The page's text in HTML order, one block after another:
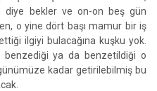
diye bekler ve on-on beş gün
o yine dört başı mamur bir iş
ilgiyi bulacağına kuşku yok.
benzediği ya da benzetildiği o
kadar getirilebilmiş bu